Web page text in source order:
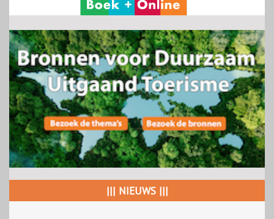
||| NIEUWS |||